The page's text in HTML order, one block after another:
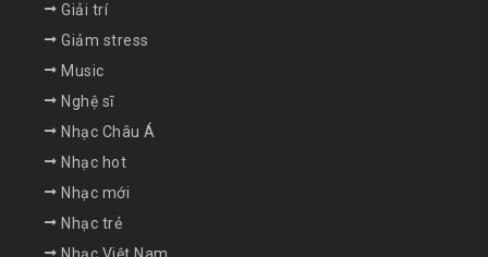
Giải trí
Giảm stress
Music
Nghệ sĩ
Nhạc Châu Á
Nhạc hot
Nhạc mới
Nhạc trẻ